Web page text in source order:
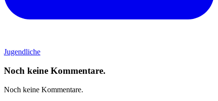
Jugendliche
Noch keine Kommentare.
Noch keine Kommentare.